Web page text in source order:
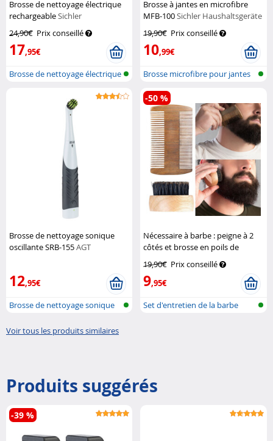
Brosse de nettoyage électrique
rechargeableSichler
24,90€ Prix conseillé
17,95€
Brosse de nettoyage électrique
Brosse à jantes en microfibre
MFB-100Sichler Haushaltsgeräte
19,90€ Prix conseillé
10,99€
Brosse microfibre pour jantes
Brosse de nettoyage sonique
oscillante SRB-155AGT
12,95€
Brosse de nettoyage sonique
Nécessaire à barbe : peigne à 2
côtés et brosse en poils de
Sichler Men's Care
19,90€ Prix conseillé
9,95€
-50 %
Set d'entretien de la barbe
Voir tous les produits similaires
Produits suggérés
-39 %